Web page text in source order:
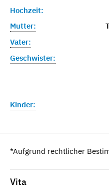
Hochzeit:
Mutter:
Vater:
Geschwister:
Kinder:
*Aufgrund rechtlicher
Vita